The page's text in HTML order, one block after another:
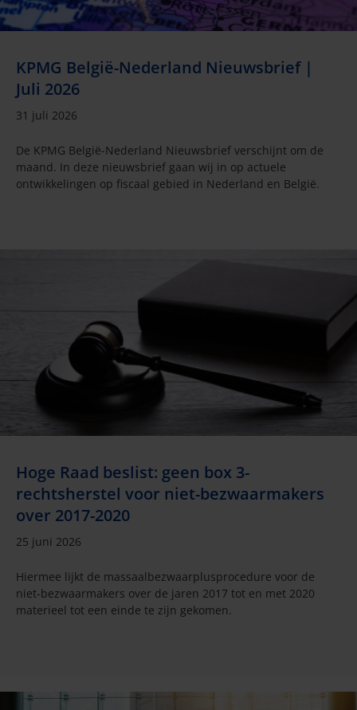
KPMG België-Nederland Nieuwsbrief |
Juli 2026
31 juli 2026
De KPMG België-Nederland Nieuwsbrief verschijnt om de
maand. In deze nieuwsbrief gaan wij in op actuele
ontwikkelingen op fiscaal gebied in Nederland en België.
Hoge Raad beslist: geen box 3-
rechtsherstel voor niet-bezwaarmakers
over 2017-2020
25 juni 2026
Hiermee lijkt de massaalbezwaarplusprocedure voor de
niet-bezwaarmakers over de jaren 2017 tot en met 2020
materieel tot een einde te zijn gekomen.